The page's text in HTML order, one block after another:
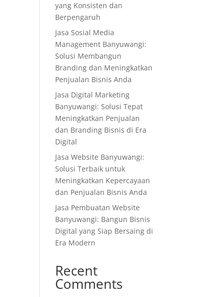
yang Konsisten dan
Berpengaruh
Jasa Sosial Media
Management Banyuwangi:
Solusi Membangun
Branding dan Meningkatkan
Penjualan Bisnis Anda
Jasa Digital Marketing
Banyuwangi: Solusi Tepat
Meningkatkan Penjualan
dan Branding Bisnis di Era
Digital
Jasa Website Banyuwangi:
Solusi Terbaik untuk
Meningkatkan Kepercayaan
dan Penjualan Bisnis Anda
Jasa Pembuatan Website
Banyuwangi: Bangun Bisnis
Digital yang Siap Bersaing di
Era Modern
Recent
Comments